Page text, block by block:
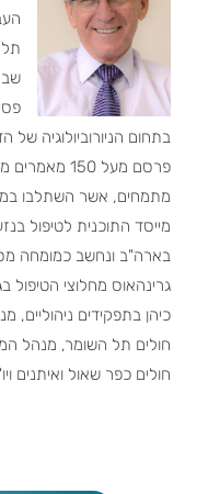
תל
בתחום הניורוביולוגיה של
פרסם מעל 150
מתמחים, אשר השתלבו
כיהן בתפקידים
חולים תל השומר, מנהל
חולים כפר שאול ואיתנים